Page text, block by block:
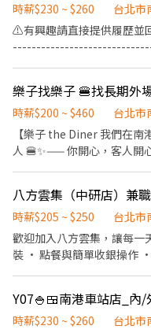
📍台北市中山區南京東路三段210之1號 👉中正
市中正區林森南路1號 台北
台北館前店📍台北市中正區
公園路30-1號 台北南昌店📍台
區 台北民生店📍台北市松
北市松山區民權東路三段
東路五段162號 台北南京六
信義區 忠孝四店📍台北市
台北市信義區市府路45號
三段174號 台北動物園三店📍
【超級亮點】 ‧⁺ ⊹˚. 💼 勞
機車修繕補貼 🤝 推薦好友
💥 .˚⊹ ⁺‧ 【 想聯繫我】 ‧⁺ ⊹˚. ☝️ 點選【立即應徵】我會速度回覆
你！ ✌️ 或加入 🅻🅸🅽🅴：
電話＋截圖職缺」就能聯繫上～ 若想參考其他職缺，可
Threads，看更多更多的
https://reurl.cc/7b2vad 別
時薪$230 ~ $260
台北市
⚠️有興趣請直接提供履歷
------------------------- 【工
清理餐桌、安排座位、為顧
供建議 3. 上水、上餐並提
和設備的清潔以及保養
---------------------------- ⭕️
積極認真的在校生加入，配
津貼！計時人員每小時薪資
總工時達100小時以上發放
✅一天中能排班最少4小時
排班一次，可彈性調整。 ✅
樂子找樂子 🍔找長期外
時薪$200 ~ $460
台北市
【樂子 the Diner 我們在南港中國信
人 🍔✨—— 你開心，客人開心，大家
位置。 💰 薪資與超強獎金制度 * 工讀時薪：$200-$460 (隨能力過站
調薪，你的努力薪水看得見
值得額外肯定) * 夥伴推薦
打工) * 員工獎助學金：$3,000
等)需配合排班與輪班。 1.
天。 2. 【假日戰神型】：每
八方雲集（中研店）兼
時薪$205 ~ $250
台北市
歡迎加入八方雲集，讓每一天都充滿好心
裝 • 點餐與簡單收銀操作 •
時薪$230 ~ $260
台北市